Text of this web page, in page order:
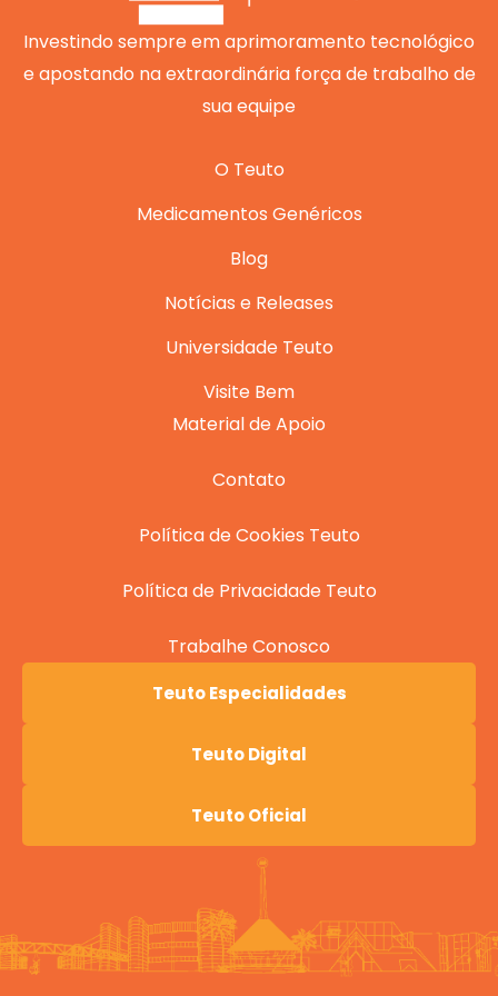
a
m
Investindo sempre em aprimoramento tecnológico
e apostando na extraordinária força de trabalho de
sua equipe
O Teuto
Medicamentos Genéricos
Blog
Notícias e Releases
Universidade Teuto
Visite Bem
Material de Apoio
Contato
Política de Cookies Teuto
Política de Privacidade Teuto
Trabalhe Conosco
Teuto Especialidades
Teuto Digital
Teuto Oficial